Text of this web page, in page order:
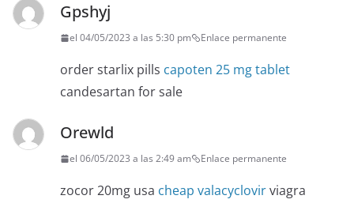
Gpshyj
el 04/05/2023 a las 5:30 pm Enlace permanente
order starlix pills capoten 25 mg tablet
candesartan for sale
Orewld
el 06/05/2023 a las 2:49 am Enlace permanente
zocor 20mg usa cheap valacyclovirviagra